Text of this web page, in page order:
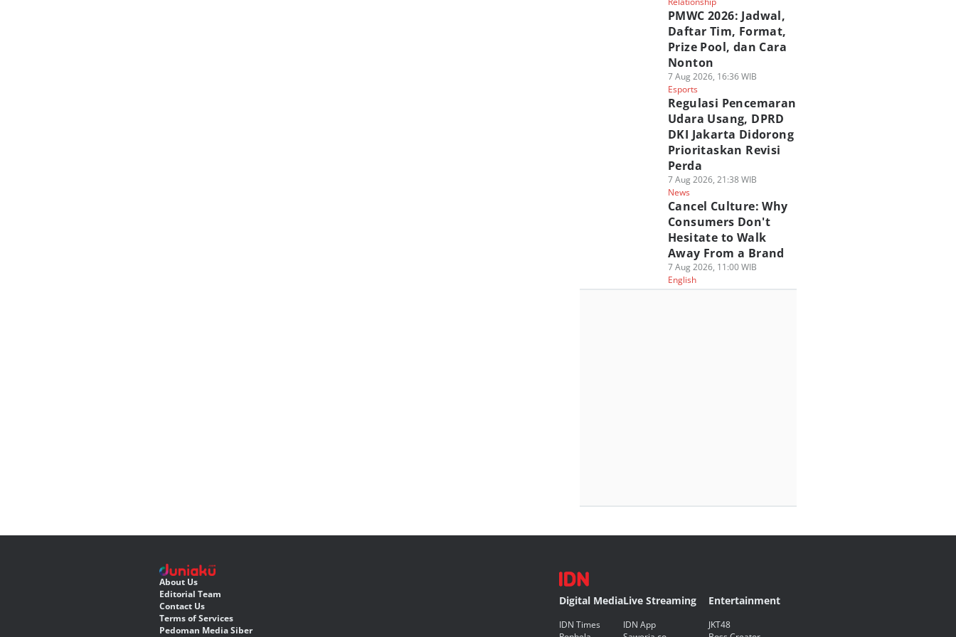
PMWC 2026: Jadwal,
Daftar Tim, Format,
Prize Pool, dan Cara
Nonton
7 Aug 2026, 16:36 WIB
Esports
Regulasi Pencemaran
Udara Usang, DPRD
DKI Jakarta Didorong
Prioritaskan Revisi
Perda
7 Aug 2026, 21:38 WIB
News
Cancel Culture: Why
Consumers Don't
Hesitate to Walk
Away From a Brand
7 Aug 2026, 11:00 WIB
English
About Us
Editorial Team
Contact Us
Terms of Services
Pedoman Media Siber
Digital Media
IDN Times
Live Streaming
IDN App
Entertainment
JKT48